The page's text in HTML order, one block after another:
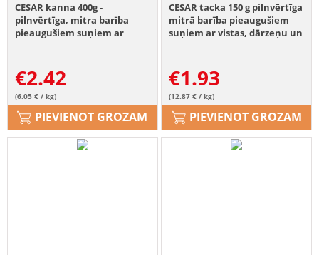
CESAR kanna 400g -
pilnvērtīga, mitra barība
pieaugušiem suņiem ar
€2.42
(6.05 € / kg)
PIEVIENOT GROZAM
CESAR tacka 150 g pilnvērtīga
mitrā barība pieaugušiem
suņiem ar vistas, dārzeņu un
€1.93
(12.87 € / kg)
PIEVIENOT GROZAM